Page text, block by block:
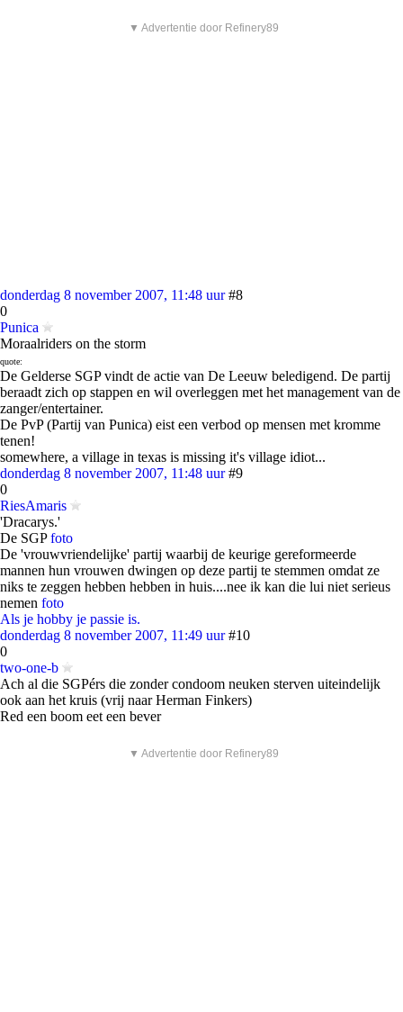
▼ Advertentie door Refinery89
donderdag 8 november 2007, 11:48 uur #8
0
Punica
Moraalriders on the storm
quote:
De Gelderse SGP vindt de actie van De Leeuw beledigend. De partij
beraadt zich op stappen en wil overleggen met het management van de
zanger/entertainer.
De PvP (Partij van Punica) eist een verbod op mensen met kromme
tenen!
somewhere, a village in texas is missing it's village idiot...
donderdag 8 november 2007, 11:48 uur #9
0
RiesAmaris
'Dracarys.'
De SGPfoto
De 'vrouwvriendelijke' partij waarbij de keurige gereformeerde
mannen hun vrouwen dwingen op deze partij te stemmen omdat ze
niks te zeggen hebben hebben in huis....nee ik kan die lui niet serieus
nemen foto
Als je hobby je passie is.
donderdag 8 november 2007, 11:49 uur #10
0
two-one-b
Ach al die SGPérs die zonder condoom neuken sterven uiteindelijk
ook aan het kruis (vrij naar Herman Finkers)
Red een boom eet een bever
▼ Advertentie door Refinery89